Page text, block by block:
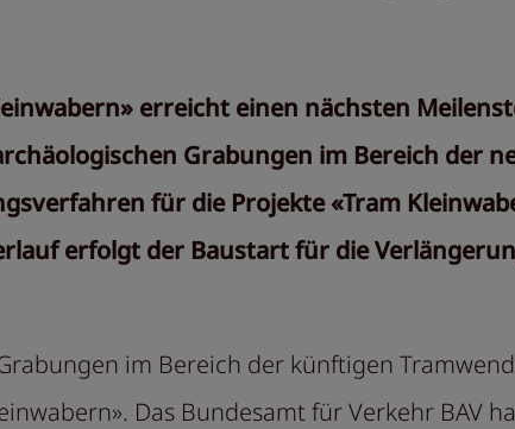
erreicht einen nächsten
Grabungen im Bereich der
für die Projekte «Tram
erfolgt der Baustart für die
im Bereich der künftigen
Das Bundesamt für Verkehr BAV